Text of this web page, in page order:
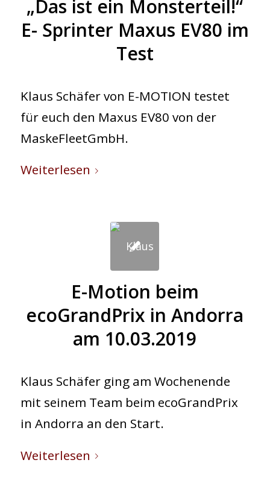
by PH888
„Das ist ein Monsterteil!“
E- Sprinter Maxus EV80 im
Test
Klaus Schäfer von E-MOTION testet
für euch den Maxus EV80 von der
MaskeFleetGmbH.
Weiterlesen
E-Motion beim
ecoGrandPrix in Andorra
am 10.03.2019
Klaus Schäfer ging am Wochenende
mit seinem Team beim ecoGrandPrix
in Andorra an den Start.
Weiterlesen